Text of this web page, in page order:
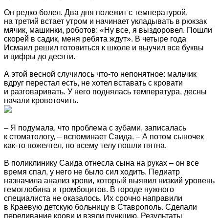
Он редко болел. Два дня полежит с температурой,
на третий встает утром и начинает укладывать в рюкзак
мячик, машинки, роботов: «Ну все, я выздоровел. Пошли
скорей в садик, меня ребята ждут». В четыре года
Исмаил решил готовиться к школе и выучил все буквы
и цифры до десяти.
А этой весной случилось что-то непонятное: мальчик
вдруг перестал есть, не хотел вставать с кровати
и разговаривать. У него поднялась температура, десны
начали кровоточить.
– Я подумала, что проблема с зубами, записалась
к стоматологу, – вспоминает Саида. – А потом сыночек
как-то пожелтел, по всему телу пошли пятна.
В поликлинику Саида отнесла сына на руках – он все
время спал, у него не было сил ходить. Педиатр
назначила анализ крови, который выявил низкий уровень
гемоглобина и тромбоцитов. В городе нужного
специалиста не оказалось. Их срочно направили
в Краевую детскую больницу в Ставрополь. Сделали
переливание крови и взяли пункцию. Результаты